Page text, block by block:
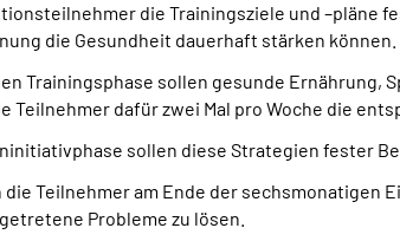
die Trainingsziele und –pläne
die Gesundheit dauerhaft stärken können.
Trainingsphase sollen gesunde
Teilnehmer dafür zwei Mal pro Woche die
sollen diese Strategien fester
Teilnehmer am Ende der sechsmonatigen
Probleme zu lösen.